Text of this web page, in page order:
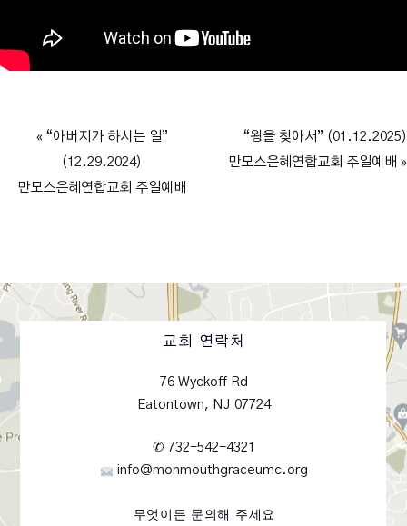
« “아버지가 하시는 일”
(12.29.2024)
만모스은혜연합교회 주일예배
“왕을 찾아서” (01.12.2025)
만모스은혜연합교회 주일예배 »
교회 연락처
76 Wyckoff Rd
Eatontown, NJ 07724
✆ 732-542-4321
info@monmouthgraceumc.org
무엇이든 문의해 주세요